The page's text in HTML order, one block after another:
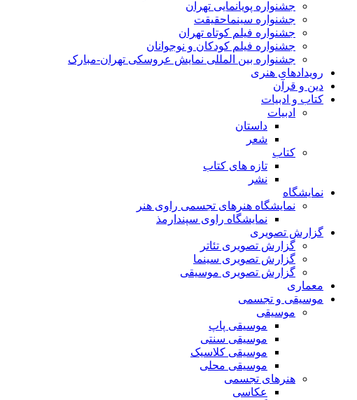
جشنواره پویانمایی تهران
جشنواره سینماحقیقت
جشنواره فیلم کوتاه تهران
جشنواره فیلم کودکان و نوجوانان
جشنواره بین المللی نمایش عروسکی تهران-مبارک
رویدادهای هنری
دین و قرآن
کتاب و ادبیات
ادبیات
داستان
شعر
کتاب
تازه های کتاب
نشر
نمایشگاه
نمایشگاه هنرهای تجسمی راوی هنر
نمایشگاه راوی سپندارمذ
گزارش تصویری
گزارش تصویری تئاتر
گزارش تصویری سینما
گزارش تصویری موسیقی
معماری
موسیقی و تجسمی
موسیقی
موسیقی پاپ
موسیقی سنتی
موسیقی کلاسیک
موسیقی محلی
هنرهای تجسمی
عکاسی